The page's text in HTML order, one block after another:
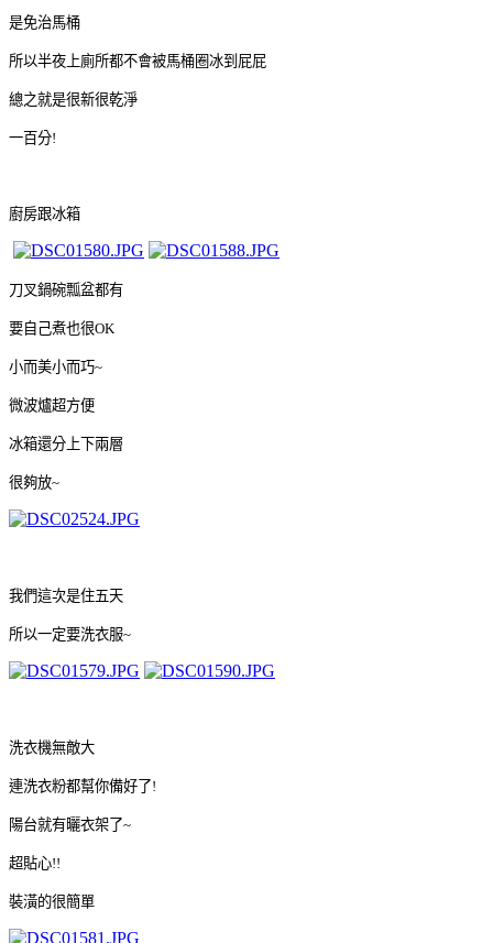
是免治馬桶
所以半夜上廁所都不會被馬桶圈冰到屁屁
總之就是很新很乾淨
一百分!
廚房跟冰箱
刀叉鍋碗瓢盆都有
要自己煮也很OK
小而美小而巧~
微波爐超方便
冰箱還分上下兩層
很夠放~
我們這次是住五天
所以一定要洗衣服~
洗衣機無敵大
連洗衣粉都幫你備好了!
陽台就有曬衣架了~
超貼心!!
裝潢的很簡單